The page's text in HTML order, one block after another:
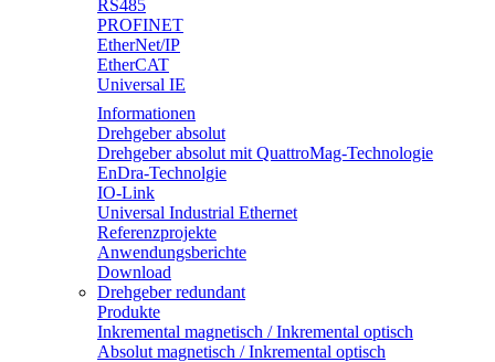
RS485
PROFINET
EtherNet/IP
EtherCAT
Universal IE
Informationen
Drehgeber absolut
Drehgeber absolut mit QuattroMag-Technologie
EnDra-Technolgie
IO-Link
Universal Industrial Ethernet
Referenzprojekte
Anwendungsberichte
Download
Drehgeber redundant
Produkte
Inkremental magnetisch / Inkremental optisch
Absolut magnetisch / Inkremental optisch